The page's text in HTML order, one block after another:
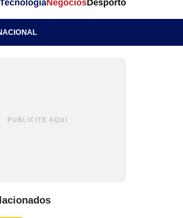
TecnologiaNegóciosDesporto
PUBLICITE AQUI